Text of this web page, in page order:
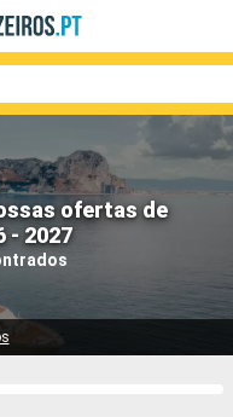
ofertas de
- 2027